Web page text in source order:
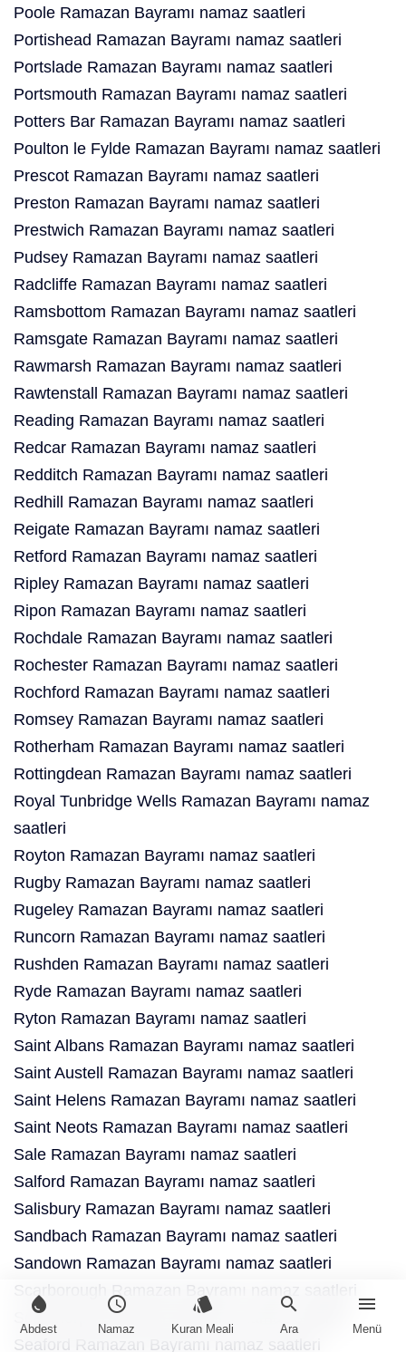
water_drop
Abdest
schedule
Namaz
style
Kuran Meali
search
Ara
menu
Menü
Poole Ramazan Bayramı namaz saatleri
Portishead Ramazan Bayramı namaz saatleri
Portslade Ramazan Bayramı namaz saatleri
Portsmouth Ramazan Bayramı namaz saatleri
Potters Bar Ramazan Bayramı namaz saatleri
Poulton le Fylde Ramazan Bayramı namaz saatleri
Prescot Ramazan Bayramı namaz saatleri
Preston Ramazan Bayramı namaz saatleri
Prestwich Ramazan Bayramı namaz saatleri
Pudsey Ramazan Bayramı namaz saatleri
Radcliffe Ramazan Bayramı namaz saatleri
Ramsbottom Ramazan Bayramı namaz saatleri
Ramsgate Ramazan Bayramı namaz saatleri
Rawmarsh Ramazan Bayramı namaz saatleri
Rawtenstall Ramazan Bayramı namaz saatleri
Reading Ramazan Bayramı namaz saatleri
Redcar Ramazan Bayramı namaz saatleri
Redditch Ramazan Bayramı namaz saatleri
Redhill Ramazan Bayramı namaz saatleri
Reigate Ramazan Bayramı namaz saatleri
Retford Ramazan Bayramı namaz saatleri
Ripley Ramazan Bayramı namaz saatleri
Ripon Ramazan Bayramı namaz saatleri
Rochdale Ramazan Bayramı namaz saatleri
Rochester Ramazan Bayramı namaz saatleri
Rochford Ramazan Bayramı namaz saatleri
Romsey Ramazan Bayramı namaz saatleri
Rotherham Ramazan Bayramı namaz saatleri
Rottingdean Ramazan Bayramı namaz saatleri
Royal Tunbridge Wells Ramazan Bayramı namaz
saatleri
Royton Ramazan Bayramı namaz saatleri
Rugby Ramazan Bayramı namaz saatleri
Rugeley Ramazan Bayramı namaz saatleri
Runcorn Ramazan Bayramı namaz saatleri
Rushden Ramazan Bayramı namaz saatleri
Ryde Ramazan Bayramı namaz saatleri
Ryton Ramazan Bayramı namaz saatleri
Saint Albans Ramazan Bayramı namaz saatleri
Saint Austell Ramazan Bayramı namaz saatleri
Saint Helens Ramazan Bayramı namaz saatleri
Saint Neots Ramazan Bayramı namaz saatleri
Sale Ramazan Bayramı namaz saatleri
Salford Ramazan Bayramı namaz saatleri
Salisbury Ramazan Bayramı namaz saatleri
Sandbach Ramazan Bayramı namaz saatleri
Sandown Ramazan Bayramı namaz saatleri
Scarborough Ramazan Bayramı namaz saatleri
Scunthorpe Ramazan Bayramı namaz saatleri
Seaford Ramazan Bayramı namaz saatleri